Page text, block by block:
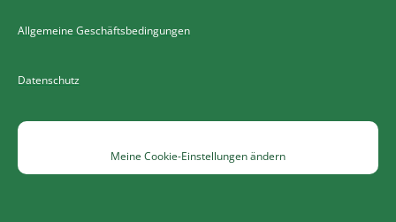
Allgemeine Geschäftsbedingungen
Datenschutz
Meine Cookie-Einstellungen ändern